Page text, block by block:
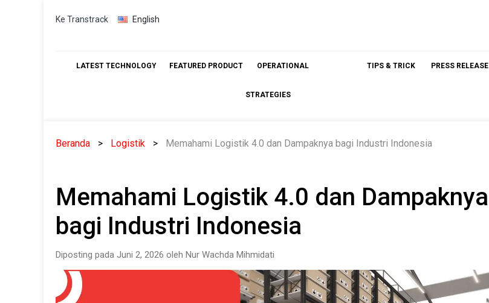
Skip
Ke Transtrack English
LATEST TECHNOLOGY FEATURED PRODUCT OPERATIONAL
STRATEGIES
TIPS & TRICK PRESS RELEASE
Beranda Logistik Memahami Logistik 4.0 dan Dampaknya bagi Industri Indonesia
Memahami Logistik 4.0 dan Dampaknya
bagi Industri Indonesia
Diposting pada Juni 2, 2026 oleh Nur Wachda Mihmidati